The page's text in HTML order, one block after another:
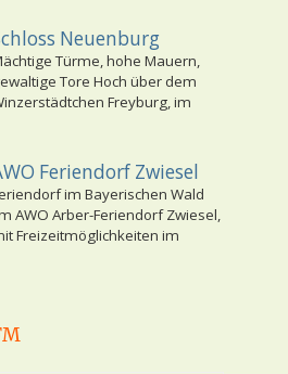
Neuenburg
Türme, hohe Mauern,
Tore Hoch über dem
Freyburg, im
Feriendorf Zwiesel
im Bayerischen Wald
AWO Arber-Feriendorf Zwiesel,
Freizeitmöglichkeiten im